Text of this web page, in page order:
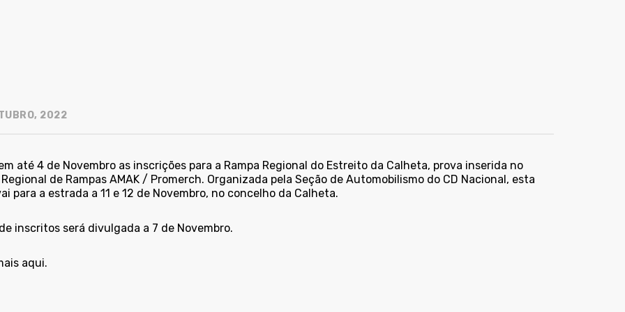
2022
até 4 de Novembro as inscrições para a Rampa Regional do Estreito da Calheta, prova inserida no
de Rampas AMAK / Promerch. Organizada pela Seção de Automobilismo do CD Nacional, esta
para a estrada a 11 e 12 de Novembro, no concelho da Calheta.
inscritos será divulgada a 7 de Novembro.
aqui.